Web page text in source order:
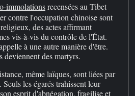
immolationsrecensées au Tibet
contre l'occupation chinoise sont
des actes affirmant
vis-à-vis du contrôle de l'État.
à une autre manière d'être.
deviennent des martyrs.
même laïques, sont liées par
les égarés trahissent leur
esprit d'abnégation, fragilise et